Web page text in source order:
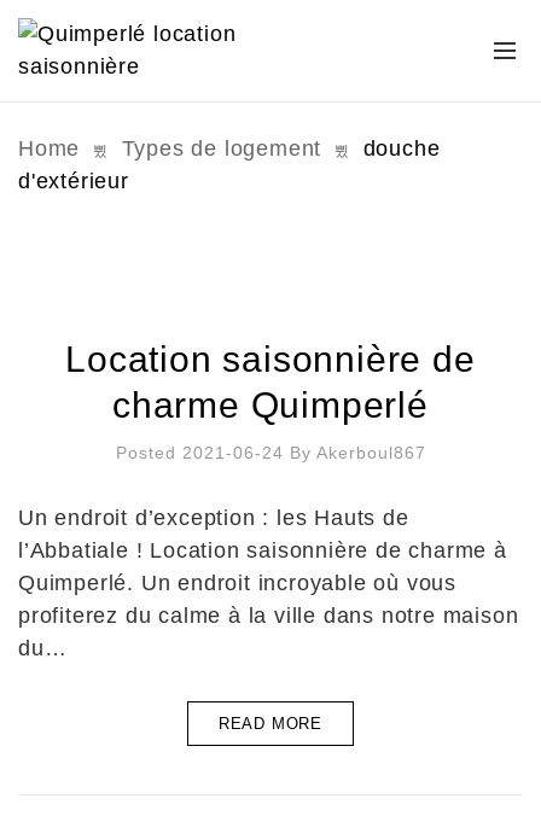
Home Types de logement
douche
d'extérieur
Location saisonnière de
charme Quimperlé
Posted 2021-06-24 By Akerboul867
Un endroit d’exception : les Hauts de
l’Abbatiale ! Location saisonnière de charme à
Quimperlé. Un endroit incroyable où vous
profiterez du calme à la ville dans notre maison
du…
READ MORE